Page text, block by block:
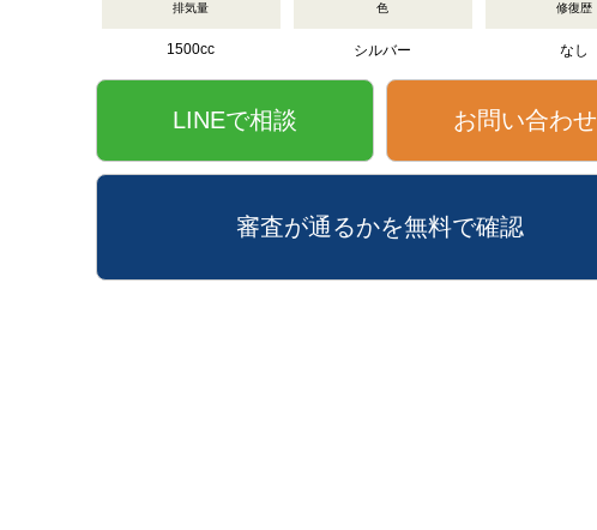
排気量
1500cc
色
シルバー
修復歴
なし
LINEで相談 お問い合わせ
審査が通るかを無料で確認